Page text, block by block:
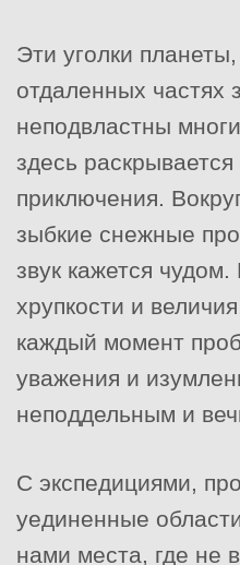
Эти уголки
отдаленных частях
неподвластны
здесь раскрывается
приключения.
зыбкие снежные
звук кажется
хрупкости и
каждый момент
уважения и
неподдельным и
С экспедициями,
уединенные
нами места, где не